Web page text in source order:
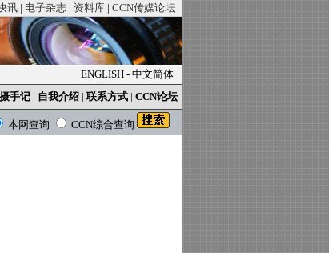
讯 | 电子杂志 | 资料库 | CCN传媒论坛
ENGLISH - 中文简体
手记 | 自我介绍 | 联系方式 | CCN论坛
本网查询 CCN综合查询